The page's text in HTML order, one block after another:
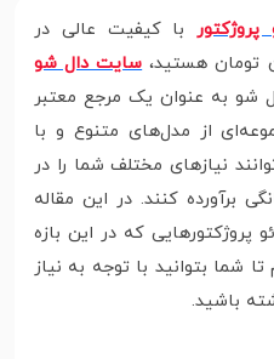
پروژکتوربا کیفیت عالی در
سایت دال شو
شو به عنوان یک مرجع معتبر
از مدل‌های متنوع و با
نیازهای مختلف شما را در
برآورده کنند. در این مقاله
پروژکتورهایی که در این بازه
شما بتوانید با توجه به نیاز
باشید.